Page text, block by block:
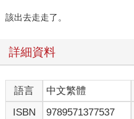
該出去走走了。
詳細資料
語言 中文繁體
ISBN
9789571377537